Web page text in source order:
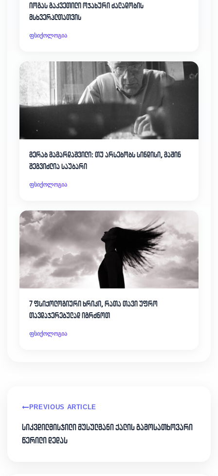
იოგას გაკვეთილი ოჯახური ძალადობის
მსხვერპლთათვის
ფსიქოლოგია
მერაბ მამარდაშვილი: თუ არსებობს სინდისი, მაშინ
შეგვიძლია საუბარი
ფსიქოლოგია
7 ფსიქოლოგიური ხრიკი, რათა თავი უფრო
თავდაჯერებულად იგრძნოთ
ფსიქოლოგია
PREVIOUS ARTICLE
სიკვდილმისჯილი მუსულმანი ქალის გამოსათხოვარი
წერილი დედას